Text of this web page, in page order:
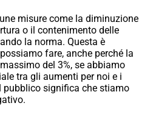
misure come la diminuzione
o il contenimento delle
la norma. Questa è
fare, anche perché la
del 3%, se abbiamo
tra gli aumenti per noi e i
pubblico significa che stiamo